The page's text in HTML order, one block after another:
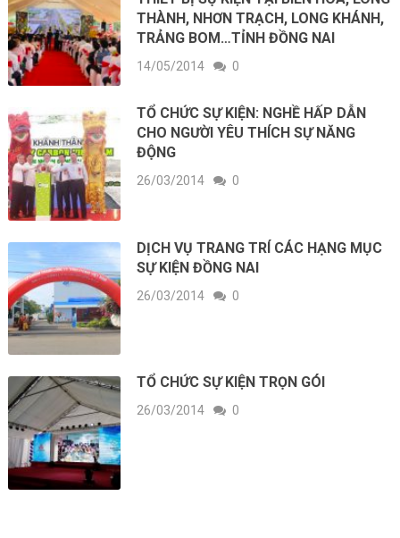
THÀNH, NHƠN TRẠCH, LONG KHÁNH,
TRẢNG BOM…TỈNH ĐỒNG NAI
14/05/2014 0
TỔ CHỨC SỰ KIỆN: NGHỀ HẤP DẪN
CHO NGƯỜI YÊU THÍCH SỰ NĂNG
ĐỘNG
26/03/2014 0
DỊCH VỤ TRANG TRÍ CÁC HẠNG MỤC
SỰ KIỆN ĐỒNG NAI
26/03/2014 0
TỔ CHỨC SỰ KIỆN TRỌN GÓI
26/03/2014 0